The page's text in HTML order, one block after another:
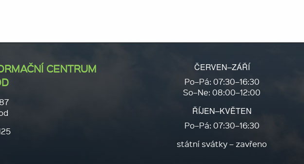
CENTRUM
ČERVEN–ZÁŘÍ
Po–Pá: 07:30–16:30
So–Ne: 08:00–12:00
ŘÍJEN–KVĚTEN
Po–Pá: 07:30–16:30
státní svátky – zavřeno